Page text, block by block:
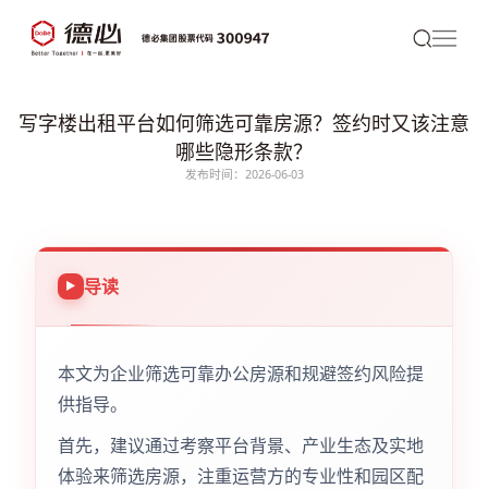
写字楼出租平台如何筛选可靠房源？签约时又该注意
哪些隐形条款？
发布时间：2026-06-03
导读
本文为企业筛选可靠办公房源和规避签约风险提
供指导。
首先，建议通过考察平台背景、产业生态及实地
体验来筛选房源，注重运营方的专业性和园区配